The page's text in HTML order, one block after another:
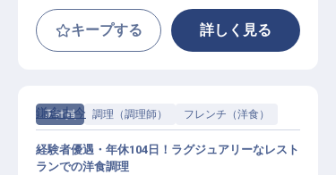
キープする 詳しく見る
正社員 調理（調理師） フレンチ（洋食）
鎌倉古今
経験者優遇・年休104日！ラグジュアリーなレスト
ランでの洋食調理